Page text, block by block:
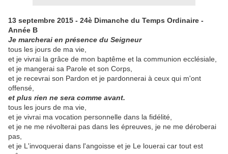
13 septembre 2015 - 24è Dimanche du Temps Ordinaire -
Année B
Je marcherai en présence du Seigneur
tous les jours de ma vie,
et je vivrai la grâce de mon baptême et la communion ecclésiale,
et je mangerai sa Parole et son Corps,
et je recevrai son Pardon et je pardonnerai à ceux qui m'ont
offensé,
et plus rien ne sera comme avant.
tous les jours de ma vie,
et je vivrai ma vocation personnelle dans la fidélité,
et je ne me révolterai pas dans les épreuves, je ne me déroberai
pas,
et je L'invoquerai dans l'angoisse et je Le louerai car tout est